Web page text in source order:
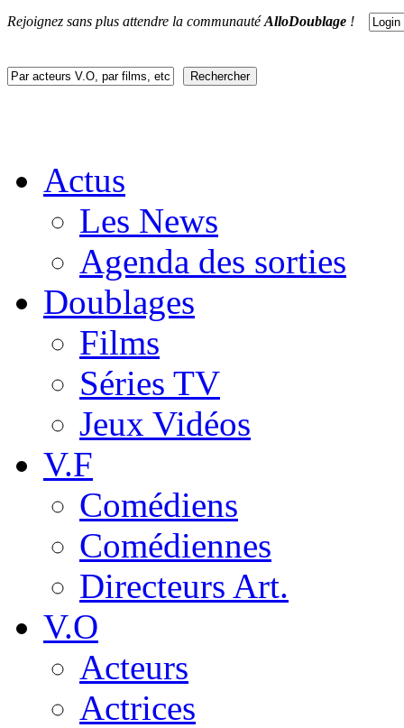
Rejoignez sans plus attendre la communautéAlloDoublage !
Actus
Les News
Agenda des sorties
Doublages
Films
Séries TV
Jeux Vidéos
V.F
Comédiens
Comédiennes
Directeurs Art.
V.O
Acteurs
Actrices